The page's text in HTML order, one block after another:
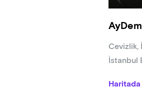
Cevizlik,
İstanbul